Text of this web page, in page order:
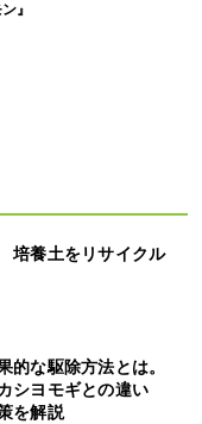
』
培養土をリサイクル
的な駆除方法とは。
シヨモギとの違い
を解説